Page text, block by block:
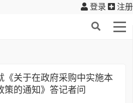
登录 注册
《关于在政府采购中实施本
策的通知》答记者问